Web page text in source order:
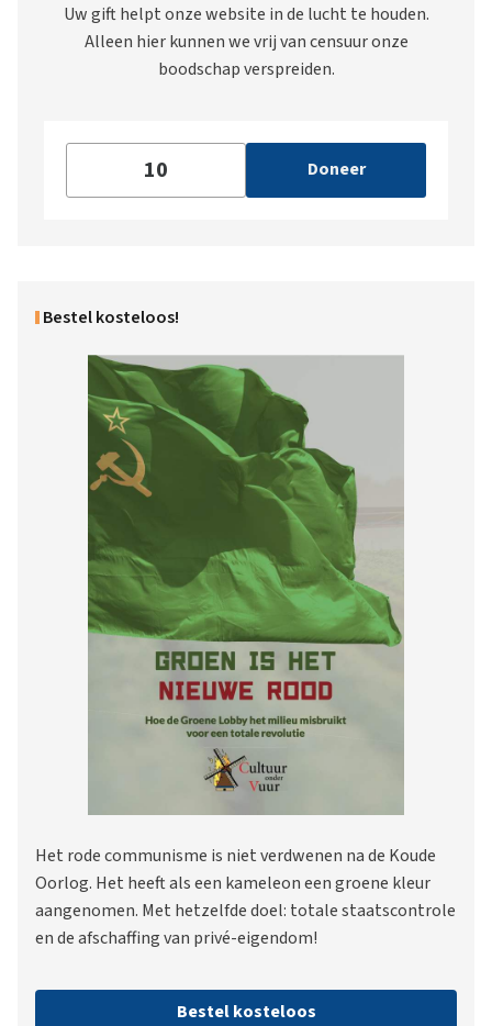
Uw gift helpt onze website in de lucht te houden.
Alleen hier kunnen we vrij van censuur onze
boodschap verspreiden.
Doneer
Bestel kosteloos!
Het rode communisme is niet verdwenen na de Koude
Oorlog. Het heeft als een kameleon een groene kleur
aangenomen. Met hetzelfde doel: totale staatscontrole
en de afschaffing van privé-eigendom!
Bestel kosteloos